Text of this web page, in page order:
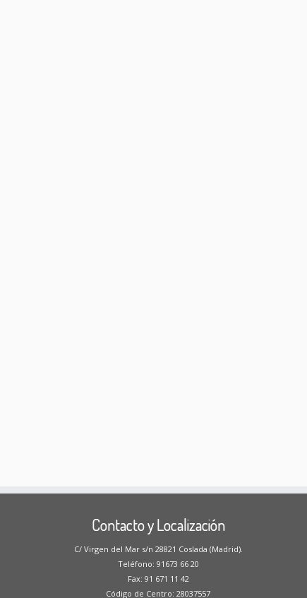
Contacto y Localización
C/ Virgen del Mar s/n 28821 Coslada (Madrid).
Teléfono: 91673 66 20
Fax: 91 671 11 42
Código de Centro: 28037557